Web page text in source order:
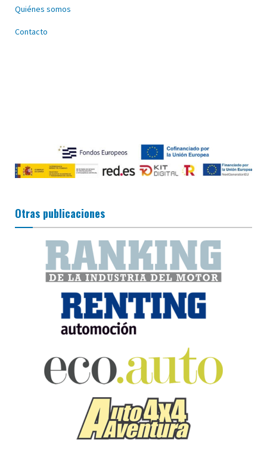
Quiénes somos
Contacto
Otras publicaciones